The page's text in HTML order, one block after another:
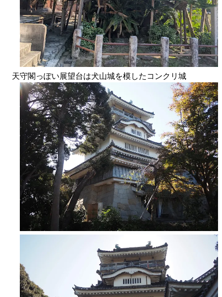
天守閣っぽい展望台は犬山城を模したコンクリ城